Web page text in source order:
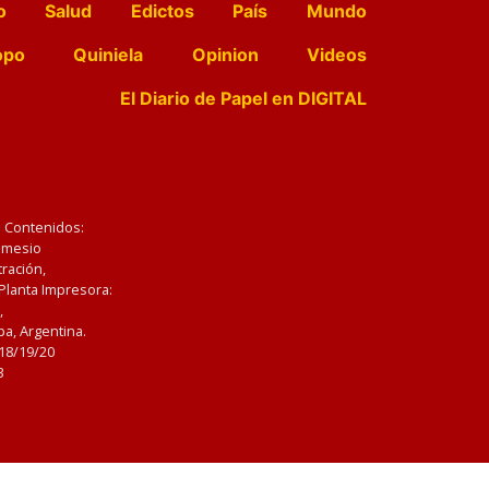
Salud Edictos País
Mundo
Quiniela Opinion
Videos
El Diario de Papel en DIGITAL
Impresora:
Argentina.
19/20